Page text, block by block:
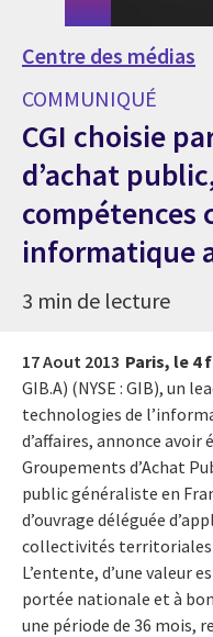
Centre des médias
COMMUNIQUÉ
CGI choisie
d’achat
compétences
informatique
3 min de lecture
17 Aout 2013 Paris, le 4
GIB.A) (NYSE : GIB), un
technologies de
d’affaires, annonce avoir
Groupements d’Achat
public généraliste en
d’ouvrage déléguée
collectivités territoriales
L’entente, d’une valeur
portée nationale et à
une période de 36 mois,